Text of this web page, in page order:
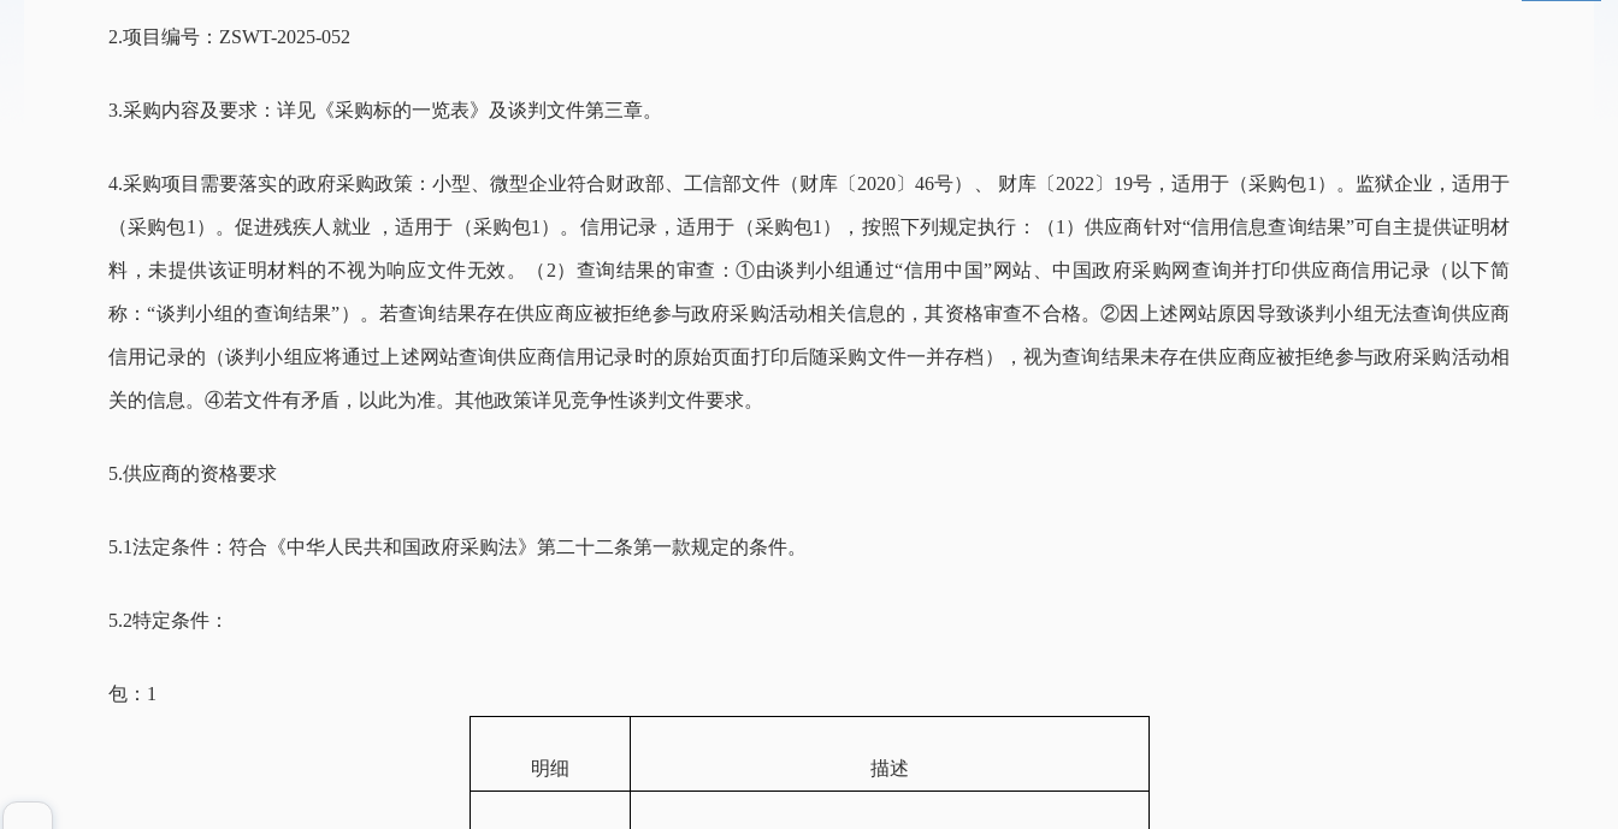
2.项目编号： ZSWT-2025-052
3.采购内容及要求：详见《采购标的一览表》及谈判文件第三章。
4.采购项目需要落实的政府采购政策： 小型 、微型企业符合财政部 工信部文件（财库〔2020〕46号） 财库〔2022〕19号，适用于（采购包1）。监狱企业，适用于
（采购包1）。 促进残疾人就业 ，适用于（采购包1）。 信用记录，适用于（采购包1），按照下列规定执行：（1）供应商针对“信用信息查询结果”可自主提供证明材
料，未提供该证明材料的不视为响应文件无效。（2）查询结果的审查：①由谈判小组通过“信用中国”网站、中国政府采购网查询并打印供应商信用记录（以下简
称：“谈判小组的查询结果”）。若查询结果存在供应商应被拒绝参与政府采购活动相关信息的，其资格审查不合格。②因上述网站原因导致谈判小组无法查询供应商
信用记录的（谈判小组应将通过上述网站查询供应商信用记录时的原始页面打印后随采购文件一并存档），视为查询结果未存在供应商应被拒绝参与政府采购活动相
关的信息。④若文件有矛盾，以此为准。其他政策详见竞争性谈判文件要求。
5.供应商的资格要求
5.1法定条件：符合《中华人民共和国政府采购法》第二十二条第一款规定的条件。
5.2特定条件：
包：1
明细 描述